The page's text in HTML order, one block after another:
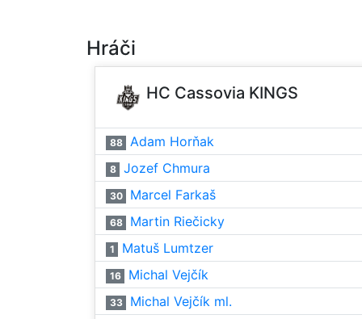
Hráči
HC Cassovia KINGS
88 Adam Horňak
8 Jozef Chmura
30 Marcel Farkaš
68 Martin Riečicky
1 Matuš Lumtzer
16 Michal Vejčík
33 Michal Vejčík ml.